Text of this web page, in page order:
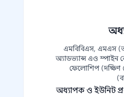
এমবিবিএস, এমএস
অ্যাডভ্যান্স এও স্পাইন
ফেলোশিপ (দক্ষিণ
অধ্যাপক ও ইউনিট